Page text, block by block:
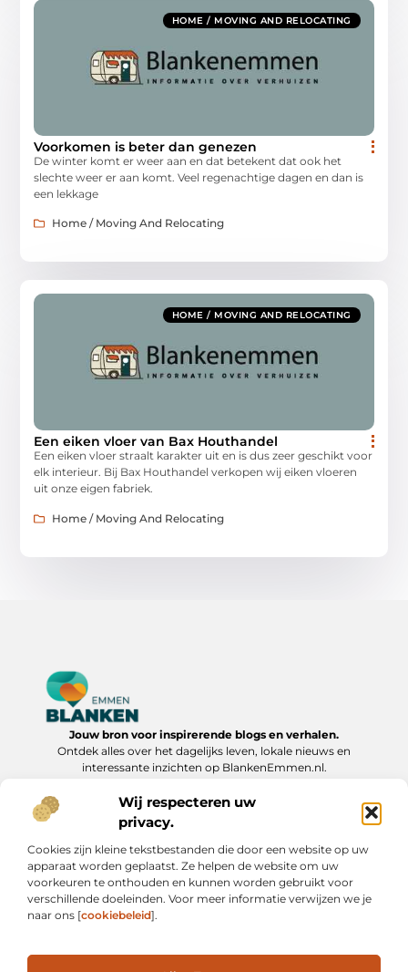
Wij respecteren uw
privacy.
Cookies zijn kleine tekstbestanden die door een website op uw
apparaat worden geplaatst. Ze helpen de website om uw
voorkeuren te onthouden en kunnen worden gebruikt voor
verschillende doeleinden. Voor meer informatie verwijzen we je
naar ons [cookiebeleid].
HOME / MOVING AND RELOCATING
Voorkomen is beter dan genezen
De winter komt er weer aan en dat betekent dat ook het
slechte weer er aan komt. Veel regenachtige dagen en dan is
een lekkage
Home / Moving And Relocating
HOME / MOVING AND RELOCATING
Een eiken vloer van Bax Houthandel
Een eiken vloer straalt karakter uit en is dus zeer geschikt voor
elk interieur. Bij Bax Houthandel verkopen wij eiken vloeren
uit onze eigen fabriek.
Home / Moving And Relocating
Jouw bron voor inspirerende blogs en verhalen.
Ontdek alles over het dagelijks leven, lokale nieuws en
interessante inzichten op BlankenEmmen.nl.
Bericht categorie
Onze informatie